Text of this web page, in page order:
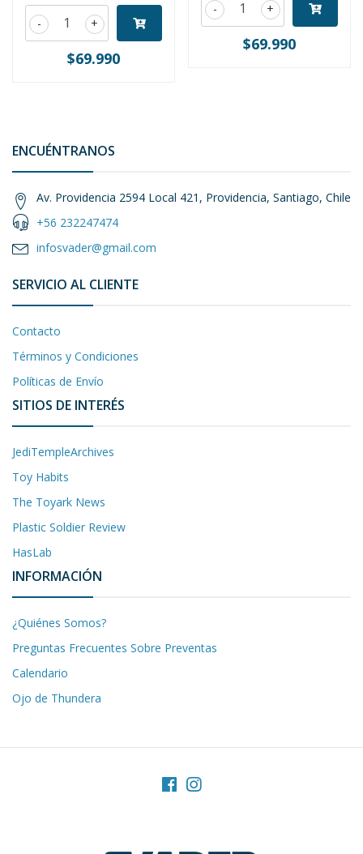
+
-
$69.990
+
-
$69.990
ENCUÉNTRANOS
Av. Providencia 2594 Local 421, Providencia, Santiago, Chile
+56 232247474
infosvader@gmail.com
SERVICIO AL CLIENTE
Contacto
Términos y Condiciones
Políticas de Envío
SITIOS DE INTERÉS
JediTempleArchives
Toy Habits
The Toyark News
Plastic Soldier Review
HasLab
INFORMACIÓN
¿Quiénes Somos?
Preguntas Frecuentes Sobre Preventas
Calendario
Ojo de Thundera